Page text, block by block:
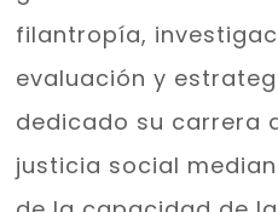
filantropía,
evaluación y
dedicado su carrera
justicia social